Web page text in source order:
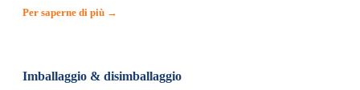
Per saperne di più →
Imballaggio & disimballaggio